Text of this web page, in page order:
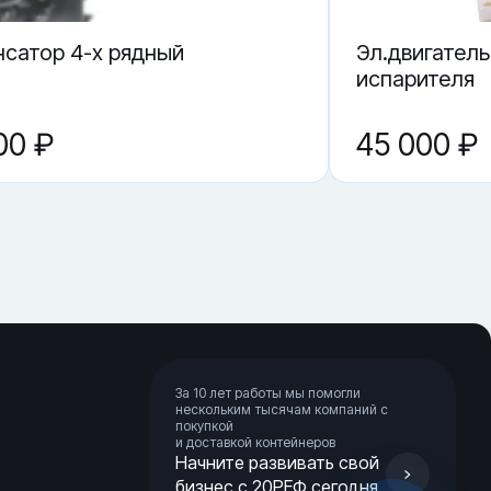
4-х рядный
₽
испарителя
45 000 ₽
За 10 лет работы мы помогли
нескольким тысячам компаний с
покупкой
и доставкой контейнеров
Начните развивать свой
бизнес с 20РЕФ сегодня